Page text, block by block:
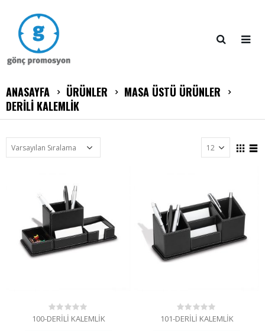
ANASAYFA ÜRÜNLER
MASA ÜSTÜ ÜRÜNLER
DERİLİ KALEMLİK
0
100-DERİLİ KALEMLİK
0
101-DERİLİ KALEMLİK